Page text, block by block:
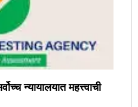
न्यायालयात महत्त्वाची